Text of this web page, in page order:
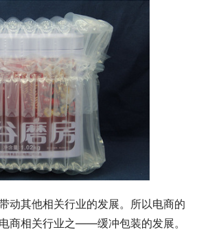
动其他相关行业的发展。所以电商的
商相关行业之——缓冲包装的发展。